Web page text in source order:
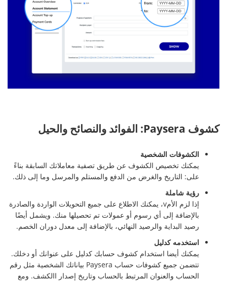
كشوف Paysera: الفوائد والنصائح والحيل
الكشوفات الشخصية
يمكنك تخصيص الكشوف عن طريق تصفية معاملاتك السابقة بناءً
على: التاريخ والغرض من الدفع والمستلم والمرسل وما إلى ذلك.
رؤية شاملة
إذا لزم الأمv، يمكنك الاطلاع على جميع التحويلات الواردة والصادرة
بالإضافة إلى أي رسوم أو عمولات تم تحصيلها منك. ويشمل أيضًا
رصيد البداية والرصيد النهائي، بالإضافة إلى معدل دوران الخصم.
استخدمه كدليل
يمكنك أيضا استخدام كشوف حسابك كدليل على عنوانك أو دخلك.
تتضمن جميع كشوفات حساب Paysera بياناتك الشخصية مثل رقم
الحساب والعنوان المرتبط بالحساب وتاريخ إصدار االكشف. ومع